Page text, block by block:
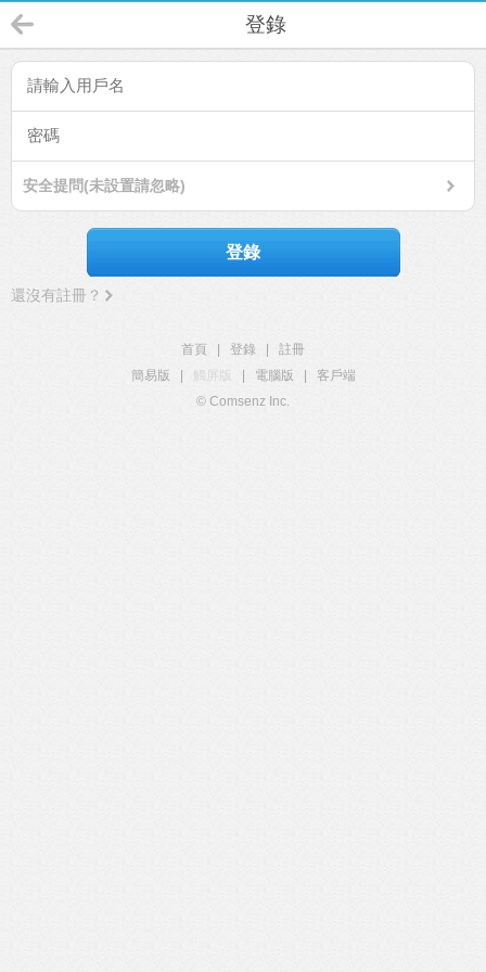
登錄
安全提問(未設置請忽略)
登錄
還沒有註冊？
首頁 登錄
註冊
簡易版
觸屏版 電腦版
客戶端
© Comsenz Inc.